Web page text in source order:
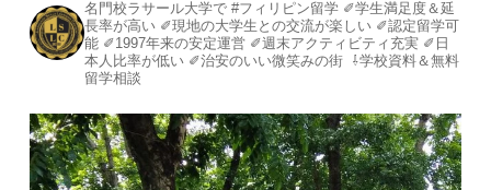
名門校ラサール大学で #フィリピン留学⁡ ⁡✐学生満足度＆延
長率が高い⁡ ✐現地の大学生との交流が楽しい⁡ ✐認定留学可
能⁡ ✐1997年来の安定運営⁡⁡ ✐週末アクティビティ充実⁡ ✐日
本人比率が低い ⁡✐治安のいい微笑みの街⁡ ⇩学校資料＆無料
留学相談